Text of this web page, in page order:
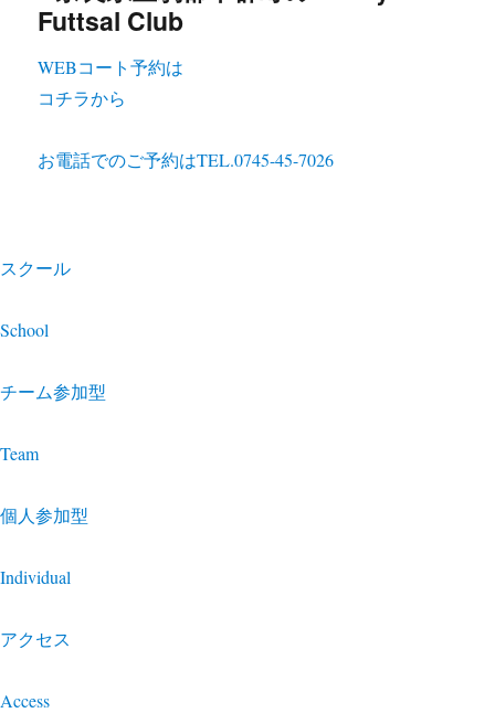
WEBコート予約は
コチラから
お電話でのご予約はTEL.0745-45-7026
スクール
School
チーム参加型
Team
個人参加型
Individual
アクセス
Access